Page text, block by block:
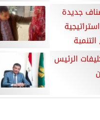
المستدامة
تعلن تسجيل 5 أصناف جديدة
الرئيس